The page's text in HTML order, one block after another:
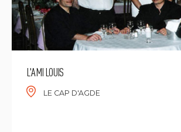
L'AMI LOUIS
LE CAP D'AGDE